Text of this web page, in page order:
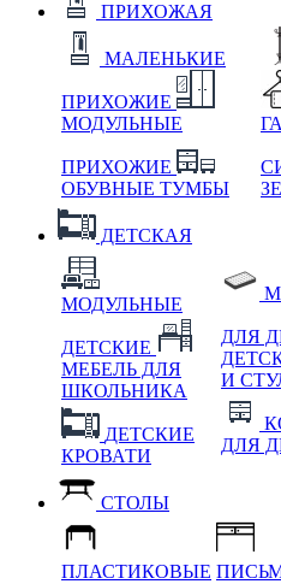
ПРИХОЖАЯ
МАЛЕНЬКИЕ
ПРИХОЖИЕ
МОДУЛЬНЫЕ
ПРИХОЖИЕ
ОБУВНЫЕ ТУМБЫ
ДЕТСКАЯ
МОДУЛЬНЫЕ
ДЕТСКИЕ
МЕБЕЛЬ ДЛЯ
ШКОЛЬНИКА
ДЕТСКИЕ
КРОВАТИ
ДЛЯ
И
ДЛЯ
СТОЛЫ
ПЛАСТИКОВЫЕ